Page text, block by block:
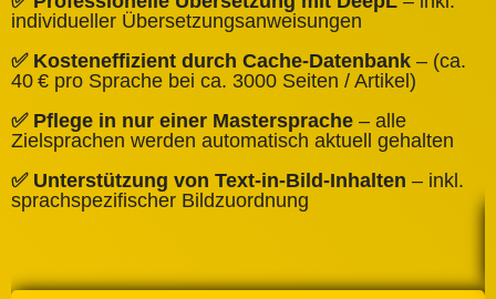
individueller Übersetzungsanweisungen
✅ Kosteneffizient durch Cache‑Datenbank – (ca.
40 € pro Sprache bei ca. 3000 Seiten / Artikel)
✅ Pflege in nur einer Mastersprache – alle
Zielsprachen werden automatisch aktuell gehalten
✅ Unterstützung von Text‑in‑Bild‑Inhalten – inkl.
sprachspezifischer Bildzuordnung